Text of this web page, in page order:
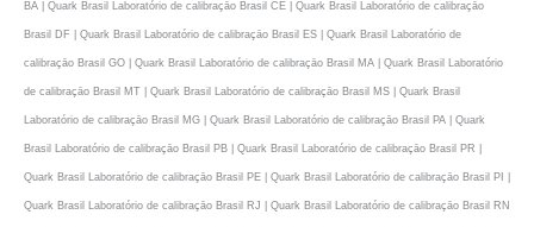
BA | Quark Brasil Laboratório de calibraçāo Brasil CE | Quark Brasil Laboratório de calibraçāo
Brasil DF | Quark Brasil Laboratório de calibraçāo Brasil ES | Quark Brasil Laboratório de
calibraçāo Brasil GO | Quark Brasil Laboratório de calibraçāo Brasil MA | Quark Brasil Laboratório
de calibraçāo Brasil MT | Quark Brasil Laboratório de calibraçāo Brasil MS | Quark Brasil
Laboratório de calibraçāo Brasil MG | Quark Brasil Laboratório de calibraçāo Brasil PA | Quark
Brasil Laboratório de calibraçāo Brasil PB | Quark Brasil Laboratório de calibraçāo Brasil PR |
Quark Brasil Laboratório de calibraçāo Brasil PE | Quark Brasil Laboratório de calibraçāo Brasil PI |
Quark Brasil Laboratório de calibraçāo Brasil RJ | Quark Brasil Laboratório de calibraçāo Brasil RN